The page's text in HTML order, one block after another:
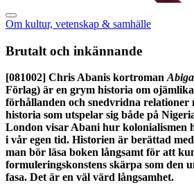
Om kultur, vetenskap & samhälle
Brutalt och inkännande
[081002] Chris Abanis kortroman
Förlag) är en grym historia om
förhållanden och snedvridna relationer
historia som utspelar sig både på
London visar Abani hur kolonialismen
i vår egen tid. Historien är berättad
man bör läsa boken långsamt för att
formuleringskonstens skärpa som den
fasa. Det är en väl värd långsamhet.